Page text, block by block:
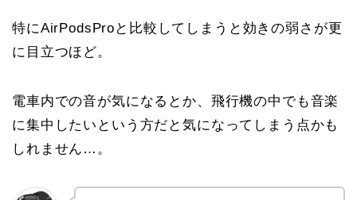
特にAirPodsProと比較してしまうと効きの弱さが更
に目立つほど。
電車内での音が気になるとか、飛行機の中でも音楽
に集中したいという方だと気になってしまう点かも
しれません…。